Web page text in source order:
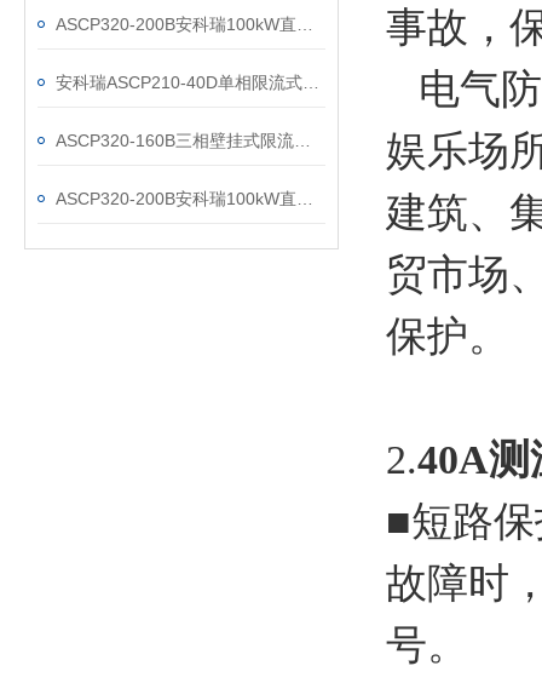
事故，
电气
娱乐场
建筑、
贸市场
保护。
2.40A
■短路
故障时
号。